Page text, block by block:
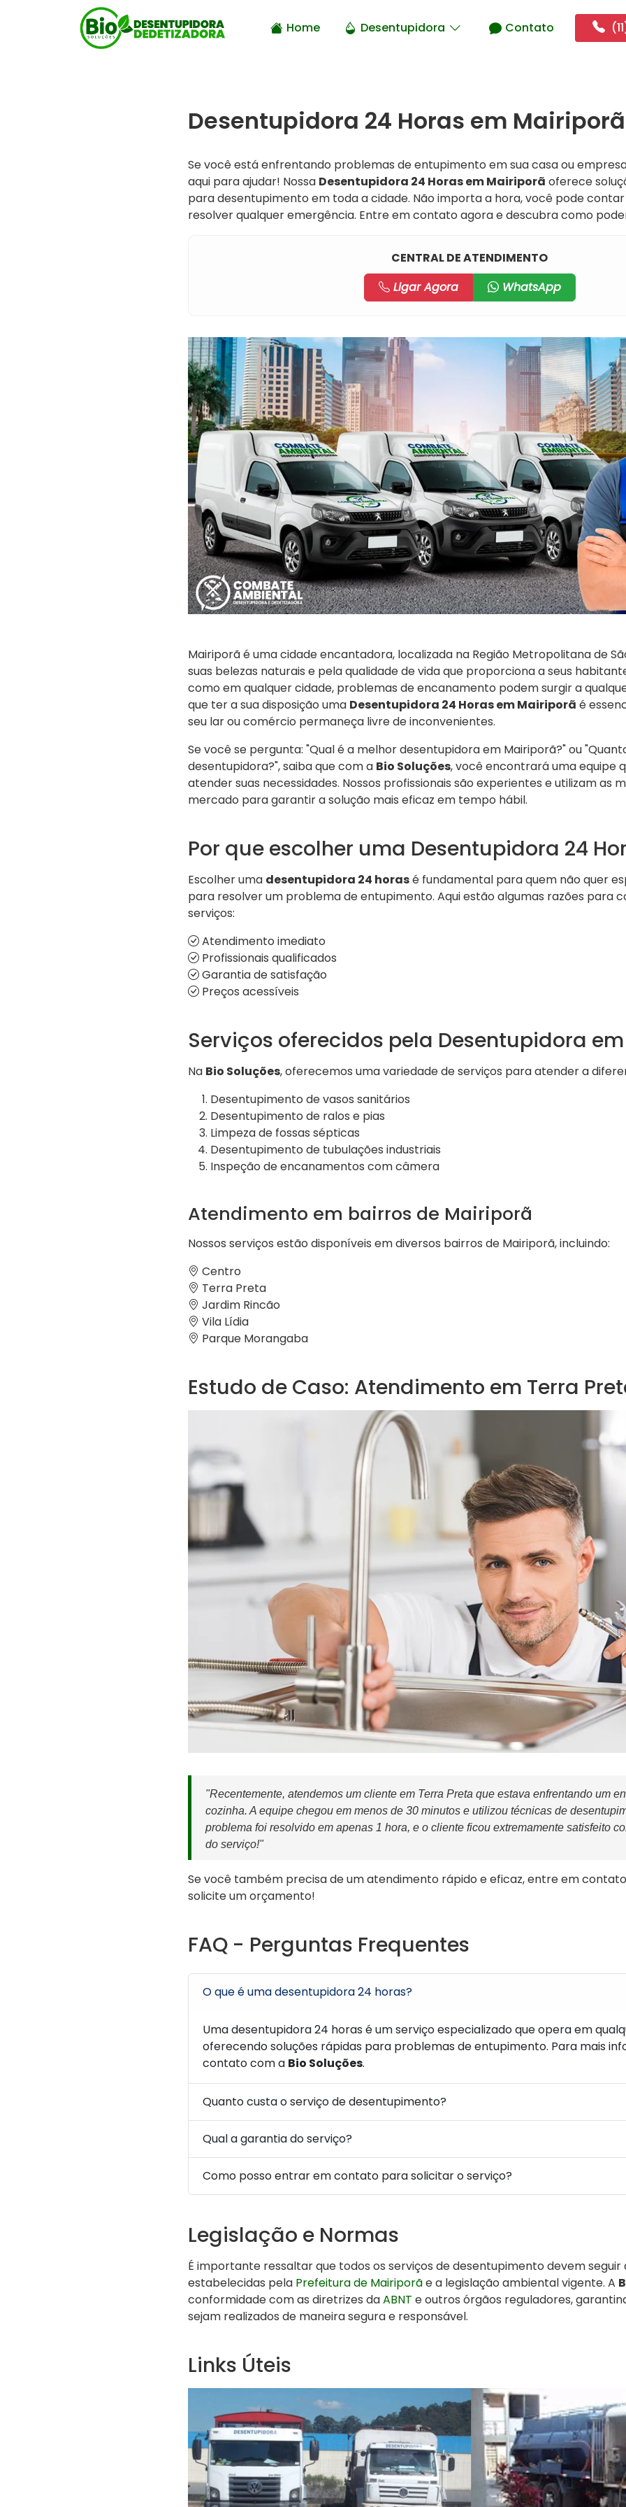
Home Desentupidora Contato
Desentupidora 24 Horas em
Se você está enfrentando problemas de entupimento em sua casa ou
aqui para ajudar! Nossa Desentupidora 24 Horas em Mairiporã oferece
para desentupimento em toda a cidade. Não importa a hora, você pode
resolver qualquer emergência. Entre em contato agora e descubra como
CENTRAL DE ATENDIMENTO
Ligar Agora
WhatsApp
Mairiporã é uma cidade encantadora, localizada na Região Metropolitana de
suas belezas naturais e pela qualidade de vida que proporciona a seus
como em qualquer cidade, problemas de encanamento podem surgir a
que ter a sua disposição uma Desentupidora 24 Horas em Mairiporã é
seu lar ou comércio permaneça livre de inconvenientes.
Se você se pergunta: "Qual é a melhor desentupidora em Mairiporã?" ou
desentupidora?", saiba que com a Bio Soluções, você encontrará uma equipe
atender suas necessidades. Nossos profissionais são experientes e utilizam as
mercado para garantir a solução mais eficaz em tempo hábil.
Por que escolher uma Desentupidora 24
Escolher uma desentupidora 24 horasé fundamental para quem não quer
para resolver um problema de entupimento. Aqui estão algumas razões para
serviços:
Atendimento imediato
Profissionais qualificados
Garantia de satisfação
Preços acessíveis
Serviços oferecidos pela Desentupidora
Na Bio Soluções, oferecemos uma variedade de serviços para atender a
Desentupimento de vasos sanitários
Desentupimento de ralos e pias
Limpeza de fossas sépticas
Desentupimento de tubulações industriais
Inspeção de encanamentos com câmera
Atendimento em bairros de Mairiporã
Nossos serviços estão disponíveis em diversos bairros de Mairiporã, incluindo:
Centro
Terra Preta
Jardim Rincão
Vila Lídia
Parque Morangaba
Estudo de Caso: Atendimento em Terra
"Recentemente, atendemos um cliente em Terra Preta que estava enfrentando um
cozinha. A equipe chegou em menos de 30 minutos e utilizou técnicas de
problema foi resolvido em apenas 1 hora, e o cliente ficou extremamente satisfeito
do serviço!"
Se você também precisa de um atendimento rápido e eficaz, entre em
solicite um orçamento!
FAQ - Perguntas Frequentes
O que é uma desentupidora 24 horas?
Uma desentupidora 24 horas é um serviço especializado que opera em
oferecendo soluções rápidas para problemas de entupimento. Para mais
contato com a Bio Soluções.
Quanto custa o serviço de desentupimento?
Qual a garantia do serviço?
Como posso entrar em contato para solicitar o serviço?
Legislação e Normas
É importante ressaltar que todos os serviços de desentupimento devem seguir
estabelecidas pela Prefeitura de Mairiporãe a legislação ambiental vigente. A
conformidade com as diretrizes daABNT e outros órgãos reguladores,
sejam realizados de maneira segura e responsável.
Links Úteis